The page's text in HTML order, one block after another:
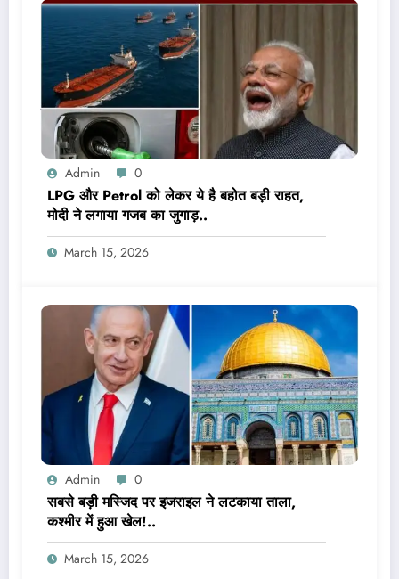
Admin 0
LPG और Petrol को लेकर ये है बहोत बड़ी राहत,
मोदी ने लगाया गजब का जुगाड़..
March 15, 2026
Admin 0
सबसे बड़ी मस्जिद पर इजराइल ने लटकाया ताला,
कश्मीर में हुआ खेल!..
March 15, 2026